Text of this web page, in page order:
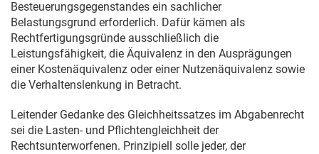
Besteuerungsgegenstandes ein sachlicher
Belastungsgrund erforderlich. Dafür kämen als
Rechtfertigungsgründe ausschließlich die
Leistungsfähigkeit, die Äquivalenz in den Ausprägungen
einer Kostenäquivalenz oder einer Nutzenäquivalenz sowie
die Verhaltenslenkung in Betracht.
Leitender Gedanke des Gleichheitssatzes im Abgabenrecht
sei die Lasten- und Pflichtengleichheit der
Rechtsunterworfenen. Prinzipiell solle jeder, der